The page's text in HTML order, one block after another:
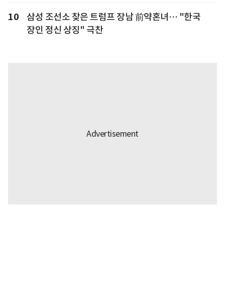
10
삼성 조선소 찾은 트럼프 장남 前약혼녀… "한국
장인 정신 상징" 극찬